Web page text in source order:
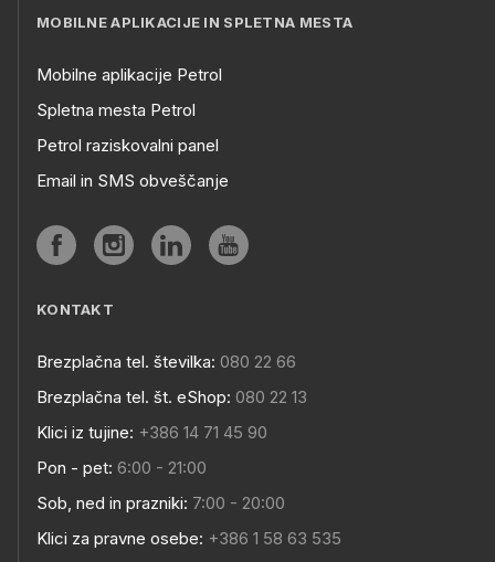
MOBILNE APLIKACIJE IN SPLETNA MESTA
Mobilne aplikacije Petrol
Spletna mesta Petrol
Petrol raziskovalni panel
Email in SMS obveščanje
KONTAKT
Brezplačna tel. številka: 080 22 66
Brezplačna tel. št. eShop: 080 22 13
Klici iz tujine: +386 14 71 45 90
Pon - pet: 6:00 - 21:00
Sob, ned in prazniki: 7:00 - 20:00
Klici za pravne osebe: +386 1 58 63 535